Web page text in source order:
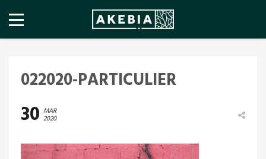
022020-PARTICULIER
30 MAR
2020